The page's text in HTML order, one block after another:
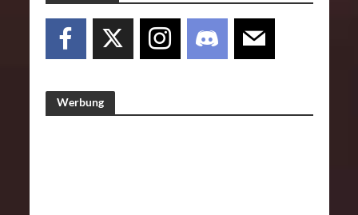
Werbung